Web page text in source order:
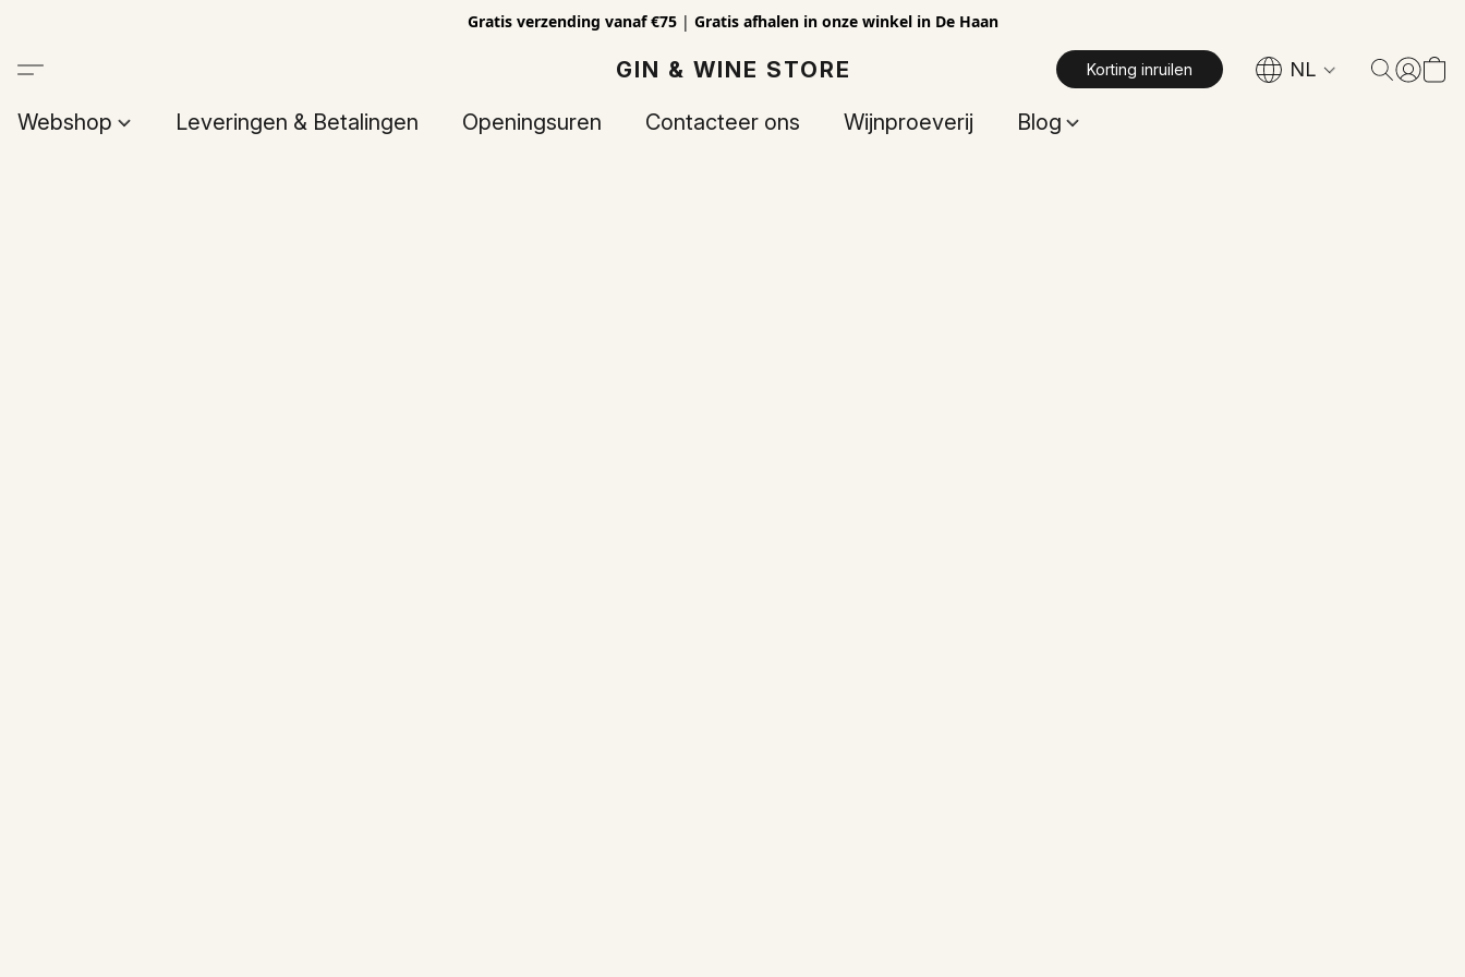
Gratis verzending vanaf €75| Gratis afhalen in onze winkel in De Haan
GIN & WINE STORE Korting inruilen NL
Webshop Leveringen & Betalingen Openingsuren Contacteer ons Wijnproeverij Blog